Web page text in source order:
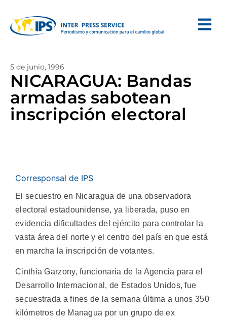
5 de junio, 1996
NICARAGUA: Bandas
armadas sabotean
inscripción electoral
Corresponsal de IPS
El secuestro en Nicaragua de una observadora
electoral estadounidense, ya liberada, puso en
evidencia dificultades del ejército para controlar la
vasta área del norte y el centro del país en que está
en marcha la inscripción de votantes.
Cinthia Garzony, funcionaria de la Agencia para el
Desarrollo Internacional, de Estados Unidos, fue
secuestrada a fines de la semana última a unos 350
kilómetros de Managua por un grupo de ex